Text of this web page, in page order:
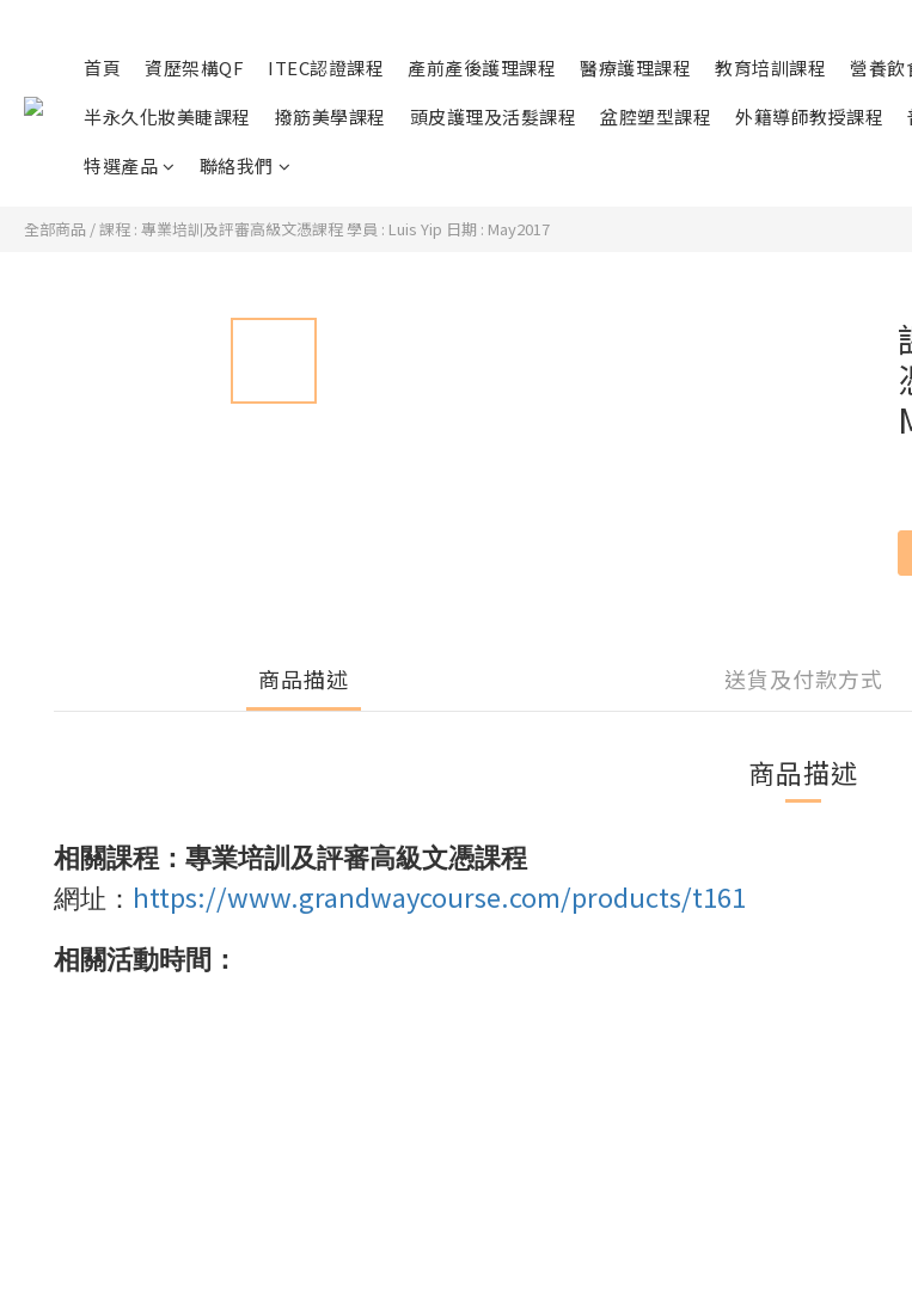
首頁 資歷架構QF ITEC認證課程 產前產後護理課程 醫療護理課程 教育培訓課程 營養飲
半永久化妝美睫課程
撥筋美學課程 頭皮護理及活髮課程 盆腔塑型課程 外籍導師教授課程
特選產品
聯絡我們
全部商品 /課程 : 專業培訓及評審高級文憑課程 學員 : Luis Yip 日期 : May2017
商品描述 送貨及付款方式
商品描述
相關課程：專業培訓及評審高級文憑課程
網址： https://www.grandwaycourse.com/products/t161
相關活動時間：